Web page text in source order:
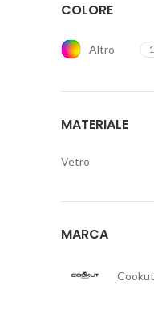
COLORE
Altro 1
MATERIALE
Vetro
MARCA
Cookut